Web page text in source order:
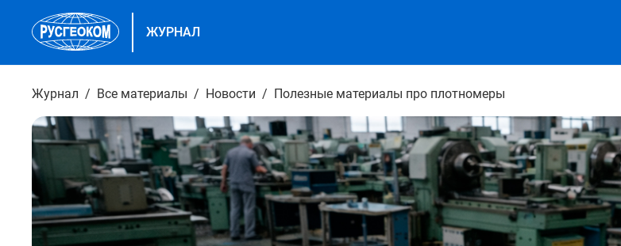
ЖУРНАЛ
Журнал Все материалы Новости Полезные материалы про плотномеры